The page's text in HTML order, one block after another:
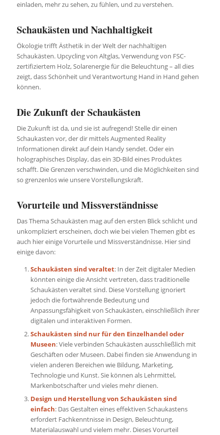
einladen, mehr zu sehen, zu fühlen, und zu verstehen.
Schaukästen und Nachhaltigkeit
Ökologie trifft Ästhetik in der Welt der nachhaltigen
Schaukästen. Upcycling von Altglas, Verwendung von FSC-
zertifiziertem Holz, Solarenergie für die Beleuchtung – all dies
zeigt, dass Schönheit und Verantwortung Hand in Hand gehen
können.
Die Zukunft der Schaukästen
Die Zukunft ist da, und sie ist aufregend! Stelle dir einen
Schaukasten vor, der dir mittels Augmented Reality
Informationen direkt auf dein Handy sendet. Oder ein
holographisches Display, das ein 3D-Bild eines Produktes
schafft. Die Grenzen verschwinden, und die Möglichkeiten sind
so grenzenlos wie unsere Vorstellungskraft.
Vorurteile und Missverständnisse
Das Thema Schaukästen mag auf den ersten Blick schlicht und
unkompliziert erscheinen, doch wie bei vielen Themen gibt es
auch hier einige Vorurteile und Missverständnisse. Hier sind
einige davon:
Schaukästen sind veraltet: In der Zeit digitaler Medien
könnten einige die Ansicht vertreten, dass traditionelle
Schaukästen veraltet sind. Diese Vorstellung ignoriert
jedoch die fortwährende Bedeutung und
Anpassungsfähigkeit von Schaukästen, einschließlich ihrer
digitalen und interaktiven Formen.
Schaukästen sind nur für den Einzelhandel oder
Museen: Viele verbinden Schaukästen ausschließlich mit
Geschäften oder Museen. Dabei finden sie Anwendung in
vielen anderen Bereichen wie Bildung, Marketing,
Technologie und Kunst. Sie können als Lehrmittel,
Markenbotschafter und vieles mehr dienen.
Design und Herstellung von Schaukästen sind
einfach: Das Gestalten eines effektiven Schaukastens
erfordert Fachkenntnisse in Design, Beleuchtung,
Materialauswahl und vielem mehr. Dieses Vorurteil